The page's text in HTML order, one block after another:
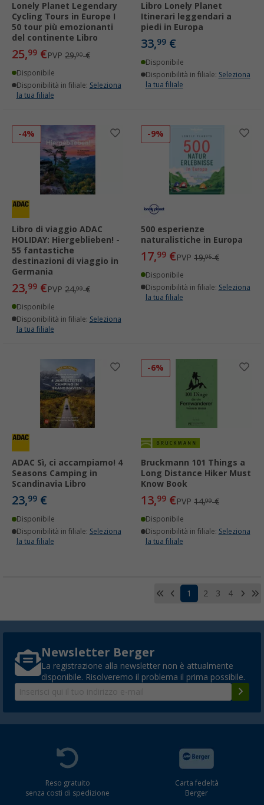
Lonely Planet Legendary
Cycling Tours in Europe I
50 tour più emozionanti
del continente Libro
25,99 €PVP 29,90€
Disponibile
Disponibilità in filiale: Seleziona
la tua filiale
Libro Lonely Planet
Itinerari leggendari a
piedi in Europa
33,99 €
Disponibile
Disponibilità in filiale: Seleziona
la tua filiale
-4%
Libro di viaggio ADAC
HOLIDAY: Hiergeblieben! -
55 fantastiche
destinazioni di viaggio in
Germania
23,99 €PVP 24,99€
Disponibile
Disponibilità in filiale: Seleziona
la tua filiale
-9%
500 esperienze
naturalistiche in Europa
17,99 €PVP 19,95€
Disponibile
Disponibilità in filiale: Seleziona
la tua filiale
ADAC Sì, ci accampiamo! 4
Seasons Camping in
Scandinavia Libro
23,99 €
Disponibile
Disponibilità in filiale: Seleziona
la tua filiale
-6%
Bruckmann 101 Things a
Long Distance Hiker Must
Know Book
13,99 €PVP 14,99€
Disponibile
Disponibilità in filiale: Seleziona
la tua filiale
1 2 3 4
Newsletter Berger
La registrazione alla newsletter non è attualmente
disponibile. Risolveremo il problema il prima possibile.
Reso gratuito
senza costi di spedizione
Carta fedeltà
Berger